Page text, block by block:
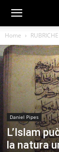
Home RUBRICHE
Daniel Pipes
L’Islam
la natura